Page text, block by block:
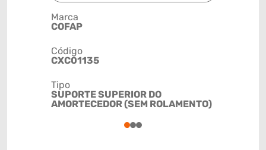
Marca
COFAP
Código
CXC01135
Tipo
SUPORTE SUPERIOR DO
AMORTECEDOR (SEM ROLAMENTO)
123